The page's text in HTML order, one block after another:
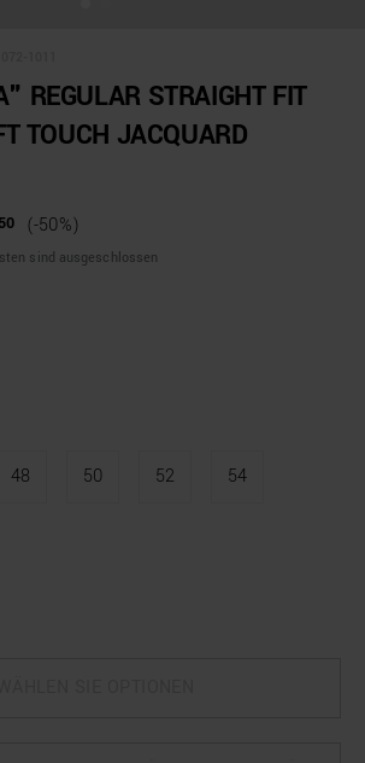
REGULAR STRAIGHT FIT
TOUCH JACQUARD
(-50%)
sind ausgeschlossen
48 50 52 54